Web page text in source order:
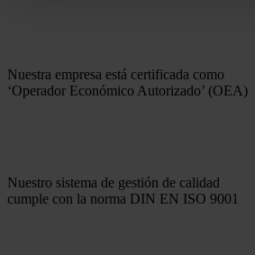
Nuestra empresa está certificada como
‘Operador Económico Autorizado’ (OEA)
Nuestro sistema de gestión de calidad
cumple con la norma DIN EN ISO 9001